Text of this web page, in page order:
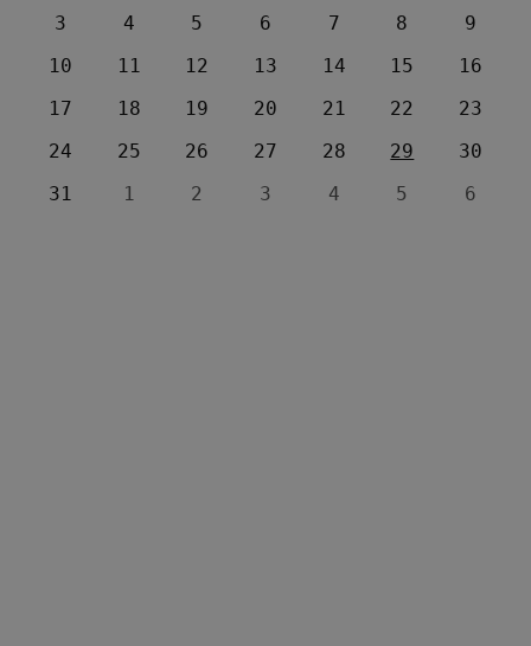
3
4 5 6 7 8
9
10
11 12 13 14 15
16
17
18 19 20 21 22
23
24
25 26 27 28 29
30
31
1 2 3 4 5 6